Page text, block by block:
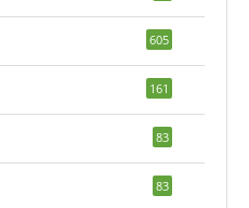
605
161
83
83